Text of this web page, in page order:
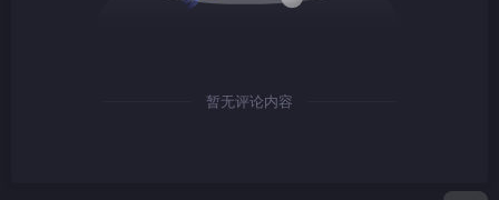
1080P
暂无评论内容